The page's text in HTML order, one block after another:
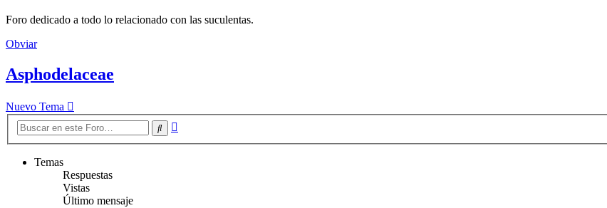
Foro dedicado a todo lo relacionado con las suculentas.
Obviar
Asphodelaceae
Nuevo Tema
Buscar
Temas
Respuestas
Vistas
Último mensaje